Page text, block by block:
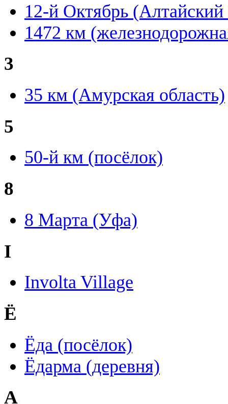
12-й Октябрь (Алтайский
1472 км
3
35 км (Амурская область)
5
50-й км (посёлок)
8
8 Марта (Уфа)
I
Involta Village
Ё
Ёда (посёлок)
Ёдарма (деревня)
А